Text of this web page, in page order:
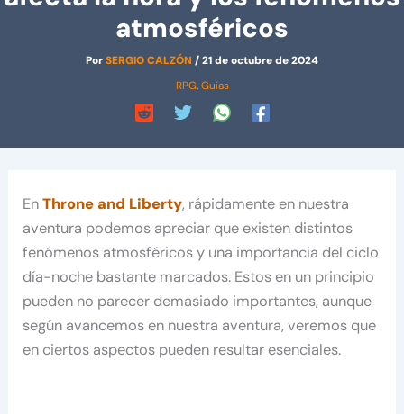
atmosféricos
PorSERGIO CALZÓN /21 de octubre de 2024
RPG,Guías
EnThrone and Liberty, rápidamente en nuestra
aventura podemos apreciar que existen distintos
fenómenos atmosféricos y una importancia del ciclo
día-noche bastante marcados. Estos en un principio
pueden no parecer demasiado importantes, aunque
según avancemos en nuestra aventura, veremos que
en ciertos aspectos pueden resultar esenciales.